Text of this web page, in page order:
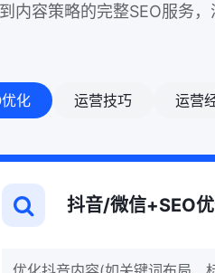
内容策略的完整SEO服务
化 运营技巧 运营
抖音/微信+SEO